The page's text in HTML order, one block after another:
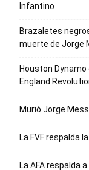
Infantino
Brazaletes
muerte de Jorge
Houston Dynamo
England
Murió Jorge
La FVF respalda
La AFA respalda